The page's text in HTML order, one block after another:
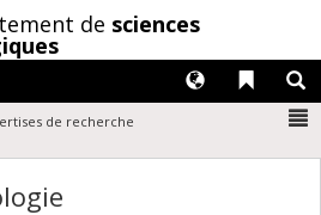
de sciences
Liens
Langues
de recherche